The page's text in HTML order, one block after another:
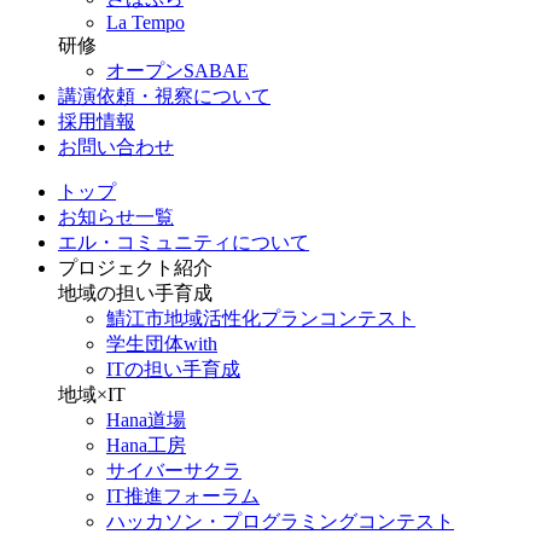
La Tempo
研修
オープンSABAE
講演依頼・視察について
採用情報
お問い合わせ
トップ
お知らせ一覧
エル・コミュニティについて
プロジェクト紹介
地域の担い手育成
鯖江市地域活性化プランコンテスト
学生団体with
ITの担い手育成
地域×IT
Hana道場
Hana工房
サイバーサクラ
IT推進フォーラム
ハッカソン・プログラミングコンテスト